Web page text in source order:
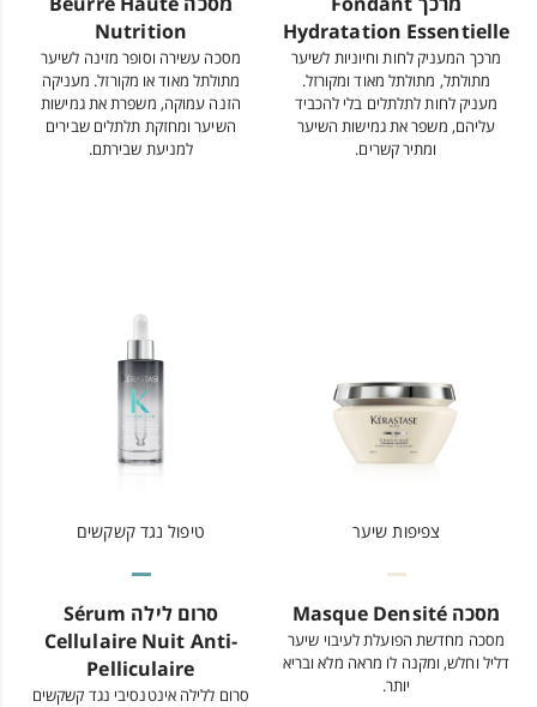
Hydratation Essentielle
מרכך המעניק לחות וחיוניות לשיער
מתולתל, מתולתל מאוד ומקורזל.
מעניק לחות לתלתלים בלי להכביד
עליהם, משפר את גמישות השיער
ומתיר קשרים.
Nutrition
מסכה עשירה וסופר מזינה לשיער
מתולתל מאוד או מקורזל. מעניקה
הזנה עמוקה, משפרת את גמישות
השיער ומחזקת תלתלים שבירים
למניעת שבירתם.
צפיפות שיער
מסכה Masque Densité
מסכה מחדשת הפועלת לעיבוי שיער
דליל וחלש, ומקנה לו מראה מלא ובריא
יותר.
טיפול נגד קשקשים
סרום לילה Sérum
Cellulaire Nuit Anti-
Pelliculaire
סרום ללילה אינטנסיבי נגד קשקשים